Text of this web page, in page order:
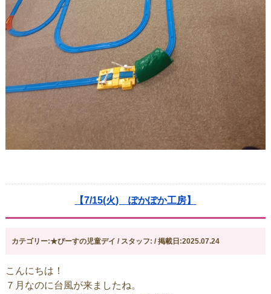
【7/15(火) ぽかぽか工房】
カテゴリー:★ぴーすの児童デイ / スタッフ: / 掲載日:2025.07.24
こんにちは！
７月なのに台風が来ましたね。